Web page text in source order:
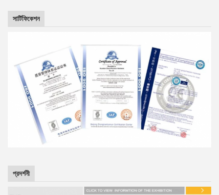
সার্টিফিকেশন
প্রদর্শনী